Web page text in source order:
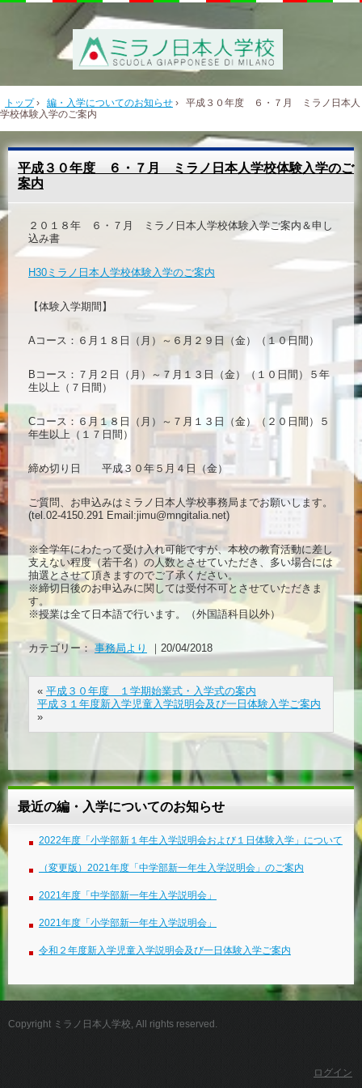
トップ› 編・入学についてのお知らせ ›
平成３０年度 ６・７月 ミラノ日本人
学校体験入学のご案内
平成３０年度 ６・７月 ミラノ日本人学校体験入学のご
案内
２０１８年 ６・７月 ミラノ日本人学校体験入学ご案内＆申し
込み書
H30ミラノ日本人学校体験入学のご案内
【体験入学期間】
Aコース：６月１８日（月）～６月２９日（金）（１０日間）
Bコース：７月２日（月）～７月１３日（金）（１０日間）５年
生以上（７日間）
Cコース：６月１８日（月）～７月１３日（金）（２０日間）５
年生以上（１７日間）
締め切り日 平成３０年５月４日（金）
ご質問、お申込みはミラノ日本人学校事務局までお願いします。
(tel.02-4150.291 Email:jimu@mngitalia.net)
※全学年にわたって受け入れ可能ですが、本校の教育活動に差し
支えない程度（若干名）の人数とさせていただき、多い場合には
抽選とさせて頂きますのでご了承ください。
※締切日後のお申込みに関しては受付不可とさせていただきま
す。
※授業は全て日本語で行います。（外国語科目以外）
カテゴリー： 事務局より ｜20/04/2018
« 平成３０年度 １学期始業式・入学式の案内
平成３１年度新入学児童入学説明会及び一日体験入学ご案内
»
最近の編・入学についてのお知らせ
2022年度「小学部新１年生入学説明会および１日体験入学」について
（変更版）2021年度「中学部新一年生入学説明会」のご案内
2021年度「中学部新一年生入学説明会」
2021年度「小学部新一年生入学説明会」
令和２年度新入学児童入学説明会及び一日体験入学ご案内
Copyright ミラノ日本人学校, All rights reserved.
ログイン